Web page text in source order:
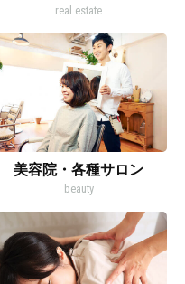
real estate
美容院・各種サロン
beauty